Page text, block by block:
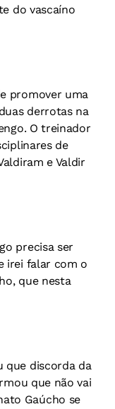
do vascaíno
promover uma
derrotas na
O treinador
de
e Valdir
precisa ser
irei falar com o
que nesta
que discorda da
que não vai
Gaúcho se